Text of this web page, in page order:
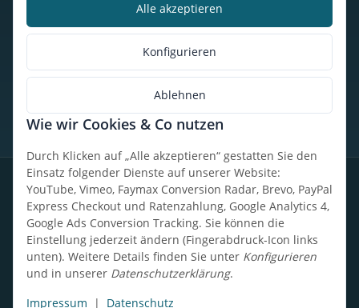
Alle akzeptieren
Konfigurieren
Ablehnen
Wie wir Cookies & Co nutzen
Durch Klicken auf „Alle akzeptieren“ gestatten Sie den
Einsatz folgender Dienste auf unserer Website:
YouTube, Vimeo, Faymax Conversion Radar, Brevo, PayPal
Express Checkout und Ratenzahlung, Google Analytics 4,
Google Ads Conversion Tracking. Sie können die
Einstellung jederzeit ändern (Fingerabdruck-Icon links
unten). Weitere Details finden Sie unter Konfigurieren
und in unserer Datenschutzerklärung.
Impressum
| Datenschutz
Kalorienbedarfsrechner
So findest du uns
* Alle Preise inkl. gesetzlicher USt., zzgl.Versand
Datenschutz Widerrufsrecht AGBImpressumSitemap
Design, Entwicklung & technische Betreuung: UpCode.ONE Sp.
Powered by